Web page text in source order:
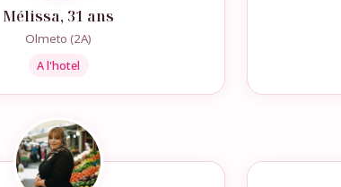
Mélissa, 31 ans
Olmeto (2A)
A l'hotel